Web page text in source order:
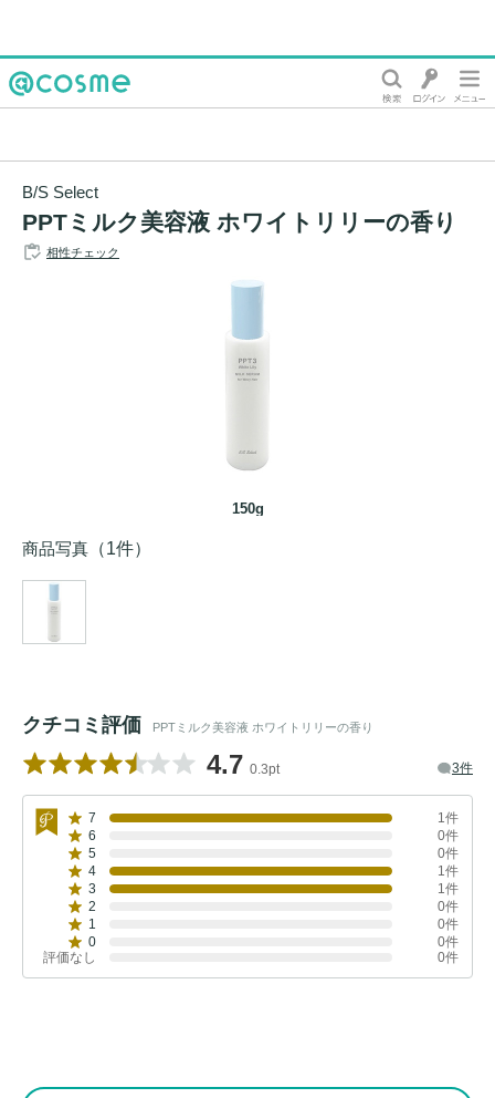
B/S Select
PPTミルク美容液 ホワイトリリーの香り
相性チェック
150g
商品写真 （1件）
クチコミ評価 PPTミルク美容液 ホワイトリリーの香り
4.7 0.3pt 3件
7
1件
6
0件
5
0件
4
1件
3
1件
2
0件
1
0件
0
0件
評価なし
0件